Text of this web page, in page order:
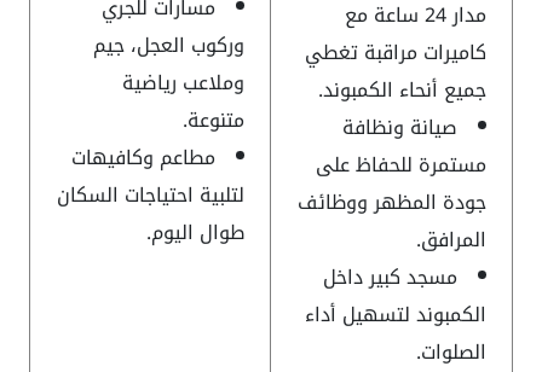
مدار 24 ساعة مع
كاميرات مراقبة تغطي
جميع أنحاء الكمبوند.
صيانة ونظافة
مستمرة للحفاظ على
جودة المظهر ووظائف
المرافق.
مسجد كبير داخل
الكمبوند لتسهيل أداء
الصلوات.
وركوب العجل، جيم
وملاعب رياضية
متنوعة.
مطاعم وكافيهات
لتلبية احتياجات السكان
طوال اليوم.